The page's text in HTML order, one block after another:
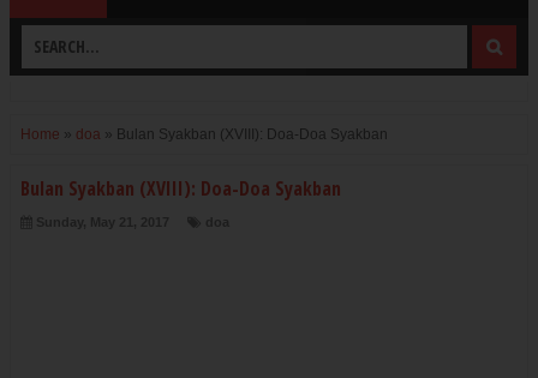
Home » doa » Bulan Syakban (XVIII): Doa-Doa Syakban
Bulan Syakban (XVIII): Doa-Doa Syakban